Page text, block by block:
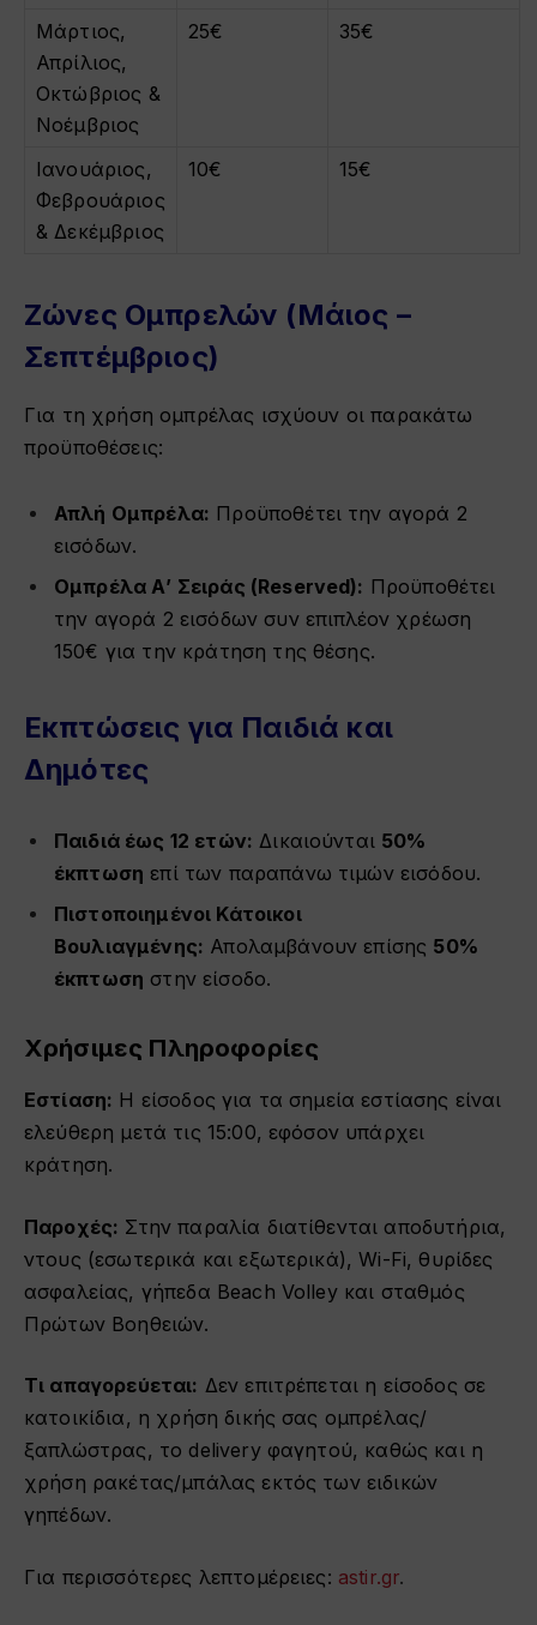
Μάρτιος,
Απρίλιος,
Οκτώβριος &
Νοέμβριος
25€ 35€
Ιανουάριος,
Φεβρουάριος
& Δεκέμβριος
10€ 15€
Ζώνες Ομπρελών (Μάιος –
Σεπτέμβριος)
Για τη χρήση ομπρέλας ισχύουν οι παρακάτω
προϋποθέσεις:
Απλή Ομπρέλα: Προϋποθέτει την αγορά 2
εισόδων.
Ομπρέλα Α’ Σειράς (Reserved): Προϋποθέτει
την αγορά 2 εισόδων συν επιπλέον χρέωση
150€ για την κράτηση της θέσης.
Εκπτώσεις για Παιδιά και
Δημότες
Παιδιά έως 12 ετών: Δικαιούνται 50%
έκπτωση επί των παραπάνω τιμών εισόδου.
Πιστοποιημένοι Κάτοικοι
Βουλιαγμένης: Απολαμβάνουν επίσης 50%
έκπτωση στην είσοδο.
Χρήσιμες Πληροφορίες
Εστίαση: Η είσοδος για τα σημεία εστίασης είναι
ελεύθερη μετά τις 15:00, εφόσον υπάρχει
κράτηση.
Παροχές: Στην παραλία διατίθενται αποδυτήρια,
ντους (εσωτερικά και εξωτερικά), Wi-Fi, θυρίδες
ασφαλείας, γήπεδα Beach Volley και σταθμός
Πρώτων Βοηθειών.
Τι απαγορεύεται: Δεν επιτρέπεται η είσοδος σε
κατοικίδια, η χρήση δικής σας ομπρέλας/
ξαπλώστρας, το delivery φαγητού, καθώς και η
χρήση ρακέτας/μπάλας εκτός των ειδικών
γηπέδων.
Για περισσότερες λεπτομέρειες: astir.gr.